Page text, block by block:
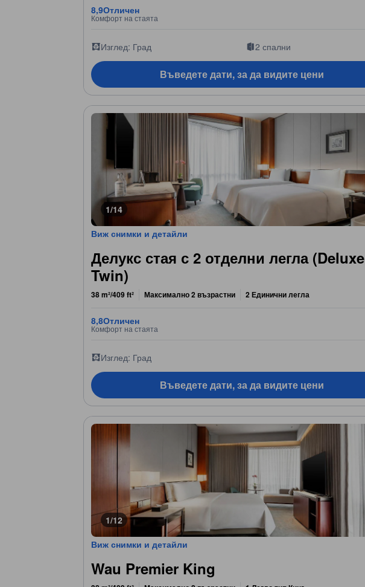
8,9Отличен
Комфорт на стаята
Изглед: Град 2 спални
Въведете дати, за да видите цени
1/14
Виж снимки и детайли
Делукс стая с 2 отделни легла (Deluxe
Twin)
38 m²/409 ft² Максимално 2 възрастни 2 Единични легла
8,8Отличен
Комфорт на стаята
Изглед: Град
Въведете дати, за да видите цени
1/12
Виж снимки и детайли
Wau Premier King